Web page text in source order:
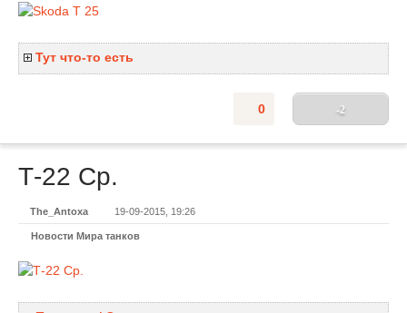
Тут что-то есть
-2
0
Т-22 Ср.
The_Antoxa 19-09-2015, 19:26
Новости Мира танков